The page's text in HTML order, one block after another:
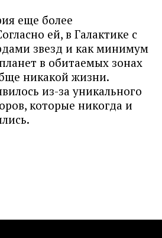
еще более
ей, в Галактике с
звезд и как минимум
в обитаемых зонах
никакой жизни.
из-за уникального
которые никогда и